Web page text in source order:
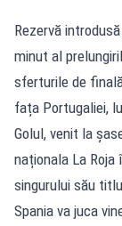
Rezervă
minut al
sferturile de
fața Portugaliei,
Golul, venit la
naționala La
singurului său
Spania va juca